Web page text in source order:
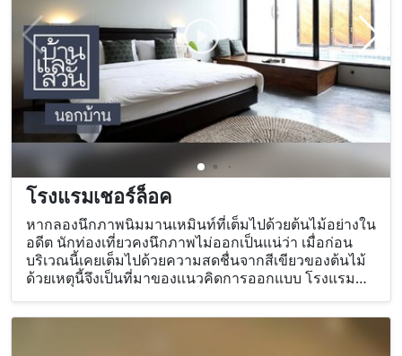
โรงแรมเชอร์ล็อค
หากลองนึกภาพนิมมานเหมินท์ที่เต็มไปด้วยต้นไม้อย่างใน
อดีต นักท่องเที่ยวคงนึกภาพไม่ออกเป็นแน่ว่า เมื่อก่อน
บริเวณนี้เคยเต็มไปด้วยความสดชื่นจากสีเขียวของต้นไม้
ด้วยเหตุนี้จึงเป็นที่มาของเเนวคิดการออกแบบ โรงแรม
ในนิมมานฯ อีกครั้ง จากเเนวคิดดังกล่าว นำมาซึ่งการตั้ง